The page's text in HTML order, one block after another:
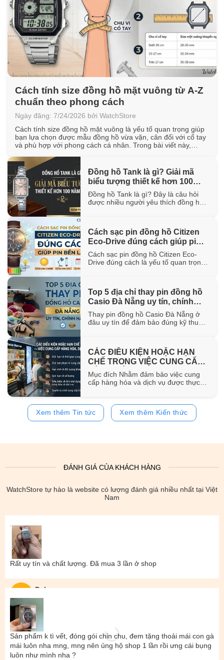
Cách tính size đồng hồ mặt vuông từ A-Z
chuẩn theo phong cách
Ngày đăng: 7/24/2026 bởi WatchStore
Cách tính size đồng hồ mặt vuông là yếu tố quan trọng giúp
bạn lựa chọn được mẫu đồng hồ vừa vặn, cân đối với cổ tay
và phù hợp với phong cách cá nhân. Trong bài viết này,
thước mặt vuông [...]
Đồng hồ Tank là gì? Giải mã
biểu tượng thiết kế hơn 100
năm tuổi
Đồng hồ Tank là gì? Đây là câu hỏi
được nhiều người yêu thích đồng hồ
Trong bài viết này, WatchStore sẽ
giúp bạn khám phá nguồn gốc ra đời,
đặc điểm [...]
Cách sạc pin đồng hồ Citizen
Eco-Drive đúng cách giúp pin
bền lâu
Cách sạc pin đồng hồ Citizen Eco-
Drive đúng cách là yếu tố quan trọng
WatchStore sẽ hướng dẫn chi tiết các
phương pháp sạc bằng ánh sáng mặt
trời, ánh [...]
Top 5 địa chỉ thay pin đồng hồ
Casio Đà Nẵng uy tín, chính
hãng
Thay pin đồng hồ Casio Đà Nẵng ở
đâu uy tín để đảm bảo đúng kỹ thuật
thay pin Casio đáng tin cậy tại Đà
Nẵng, đồng thời chia sẻ quy trình
thay pin và bảng giá tham [...]
CÁC ĐIỀU KIỆN HOẶC HẠN
CHẾ TRONG VIỆC CUNG CẤP
HÀNG HÓA, DỊCH VỤ
Mục đích Nhằm đảm bảo việc cung
cấp hàng hóa và dịch vụ được thực
khách hàng, website
https://www.watchstore.vn công bố
các điều kiện và giới hạn áp dụng đối
Xem thêm Tin tức Xem thêm Kiến thức
ĐÁNH GIÁ CỦA KHÁCH HÀNG
WatchStore tự hào là website có lượng đánh giá nhiều nhất tại Việt
Nam
Đal
Rất uy tín và chất lượng. Đã mua 3 lần ở shop
Sản phẩm k tì vết, đóng gói chỉn chu, đem tặng thoải mái con gà
mái luôn nha mng, mng nên ủng hộ shop 1 lần rồi ưng cái bụng
luôn như mình nha ?